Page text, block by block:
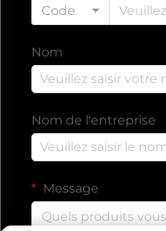
Code
Nom
Nom de l'entreprise
Message